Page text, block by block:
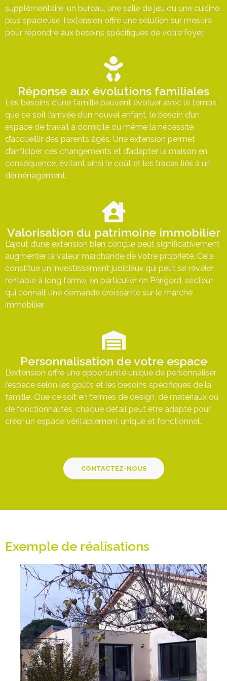
supplémentaire, un bureau, une salle de jeu ou une cuisine
plus spacieuse, l’extension offre une solution sur mesure
pour répondre aux besoins spécifiques de votre foyer.
Réponse aux évolutions familiales
Les besoins d’une famille peuvent évoluer avec le temps,
que ce soit l’arrivée d’un nouvel enfant, le besoin d’un
espace de travail à domicile ou même la nécessité
d’accueillir des parents âgés. Une extension permet
d’anticiper ces changements et d’adapter la maison en
conséquence, évitant ainsi le coût et les tracas liés à un
déménagement.
Valorisation du patrimoine immobilier
L’ajout d’une extension bien conçue peut significativement
augmenter la valeur marchande de votre propriété. Cela
constitue un investissement judicieux qui peut se révéler
rentable à long terme, en particulier en Périgord, secteur
qui connaît une demande croissante sur le marché
immobilier.
Personnalisation de votre espace
L’extension offre une opportunité unique de personnaliser
l’espace selon les goûts et les besoins spécifiques de la
famille. Que ce soit en termes de design, de matériaux ou
de fonctionnalités, chaque détail peut être adapté pour
créer un espace véritablement unique et fonctionnel.
CONTACTEZ-NOUS
Exemple de réalisations